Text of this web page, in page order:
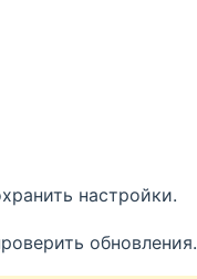
настройки.
обновления.